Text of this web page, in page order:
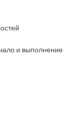
и выполнение